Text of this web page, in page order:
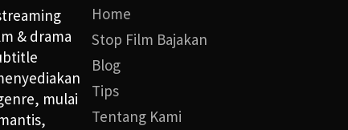
& drama
mulai
Home
Stop Film Bajakan
Blog
Tips
Tentang Kami